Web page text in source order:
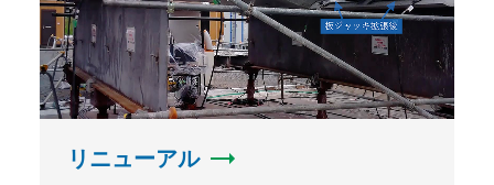
リニューアル